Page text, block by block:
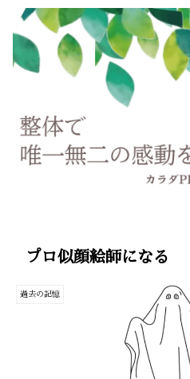
プロ似顔絵師になる
過去の記憶